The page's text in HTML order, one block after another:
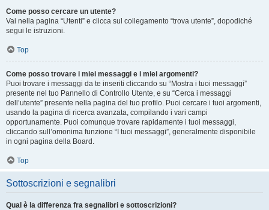
Come posso cercare un utente?
Vai nella pagina “Utenti” e clicca sul collegamento “trova utente”, dopodiché
segui le istruzioni.
Top
Come posso trovare i miei messaggi e i miei argomenti?
Puoi trovare i messaggi da te inseriti cliccando su “Mostra i tuoi messaggi”
presente nel tuo Pannello di Controllo Utente, e su “Cerca i messaggi
dell’utente” presente nella pagina del tuo profilo. Puoi cercare i tuoi argomenti,
usando la pagina di ricerca avanzata, compilando i vari campi
opportunamente. Puoi comunque trovare rapidamente i tuoi messaggi,
cliccando sull’omonima funzione “I tuoi messaggi”, generalmente disponibile
in ogni pagina della Board.
Top
Sottoscrizioni e segnalibri
Qual è la differenza fra segnalibri e sottoscrizioni?